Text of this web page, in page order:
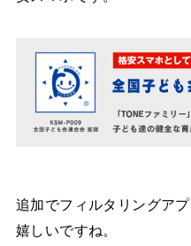
追加でフィルタリングア
嬉しいですね。